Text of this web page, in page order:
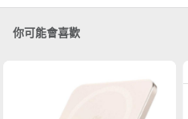
你可能會喜歡